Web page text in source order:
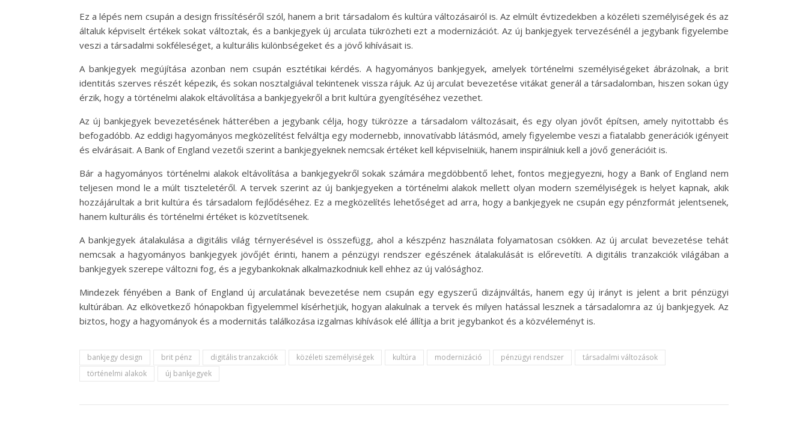
Ez a lépés nem csupán a design frissítéséről szól, hanem a brit társadalom és kultúra változásairól is. Az elmúlt évtizedekben a közéleti személyiségek és az
általuk képviselt értékek sokat változtak, és a bankjegyek új arculata tükrözheti ezt a modernizációt. Az új bankjegyek tervezésénél a jegybank figyelembe
veszi a társadalmi sokféleséget, a kulturális különbségeket és a jövő kihívásait is.
A bankjegyek megújítása azonban nem csupán esztétikai kérdés. A hagyományos bankjegyek, amelyek történelmi személyiségeket ábrázolnak, a brit
identitás szerves részét képezik, és sokan nosztalgiával tekintenek vissza rájuk. Az új arculat bevezetése vitákat generál a társadalomban, hiszen sokan úgy
érzik, hogy a történelmi alakok eltávolítása a bankjegyekről a brit kultúra gyengítéséhez vezethet.
Az új bankjegyek bevezetésének hátterében a jegybank célja, hogy tükrözze a társadalom változásait, és egy olyan jövőt építsen, amely nyitottabb és
befogadóbb. Az eddigi hagyományos megközelítést felváltja egy modernebb, innovatívabb látásmód, amely figyelembe veszi a fiatalabb generációk igényeit
és elvárásait. A Bank of England vezetői szerint a bankjegyeknek nemcsak értéket kell képviselniük, hanem inspirálniuk kell a jövő generációit is.
Bár a hagyományos történelmi alakok eltávolítása a bankjegyekről sokak számára megdöbbentő lehet, fontos megjegyezni, hogy a Bank of England nem
teljesen mond le a múlt tiszteletéről. A tervek szerint az új bankjegyeken a történelmi alakok mellett olyan modern személyiségek is helyet kapnak, akik
hozzájárultak a brit kultúra és társadalom fejlődéséhez. Ez a megközelítés lehetőséget ad arra, hogy a bankjegyek ne csupán egy pénzformát jelentsenek,
hanem kulturális és történelmi értéket is közvetítsenek.
A bankjegyek átalakulása a digitális világ térnyerésével is összefügg, ahol a készpénz használata folyamatosan csökken. Az új arculat bevezetése tehát
nemcsak a hagyományos bankjegyek jövőjét érinti, hanem a pénzügyi rendszer egészének átalakulását is előrevetíti. A digitális tranzakciók világában a
bankjegyek szerepe változni fog, és a jegybankoknak alkalmazkodniuk kell ehhez az új valósághoz.
Mindezek fényében a Bank of England új arculatának bevezetése nem csupán egy egyszerű dizájnváltás, hanem egy új irányt is jelent a brit pénzügyi
kultúrában. Az elkövetkező hónapokban figyelemmel kísérhetjük, hogyan alakulnak a tervek és milyen hatással lesznek a társadalomra az új bankjegyek. Az
biztos, hogy a hagyományok és a modernitás találkozása izgalmas kihívások elé állítja a brit jegybankot és a közvéleményt is.
bankjegy design brit pénz digitális tranzakciók közéleti személyiségek kultúra modernizáció pénzügyi rendszer
társadalmi változások
történelmi alakok
új bankjegyek